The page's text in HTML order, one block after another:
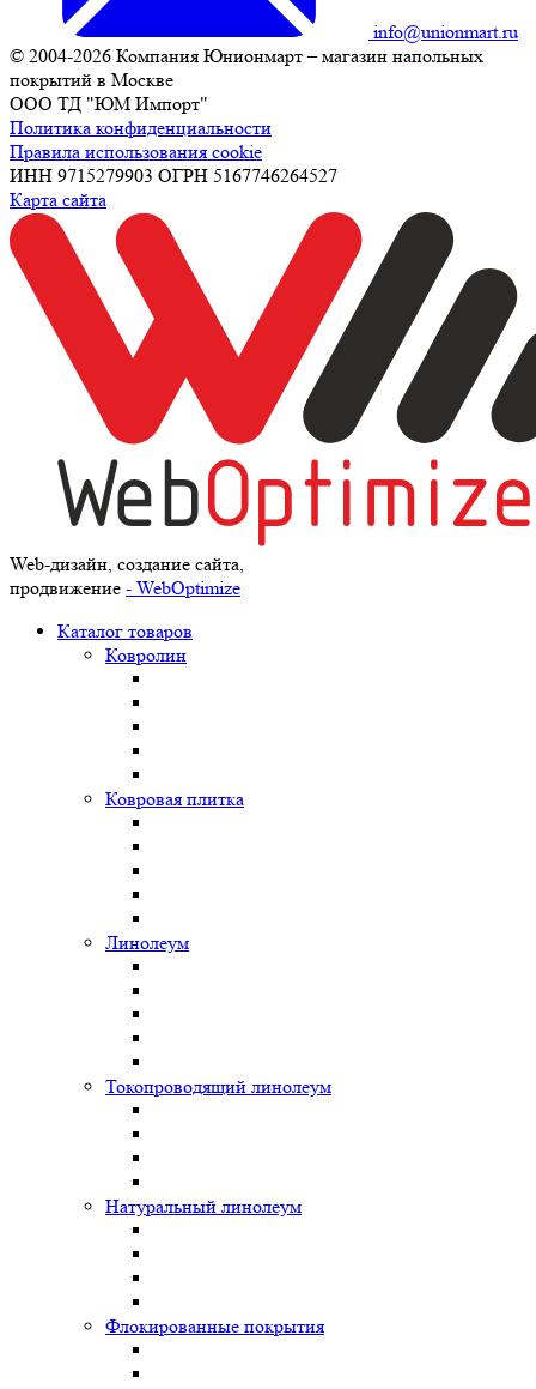
info@unionmart.ru
© 2004-2026 Компания Юнионмарт – магазин напольных
покрытий в Москве
ООО ТД "ЮМ Импорт"
Политика конфиденциальности
Правила использования cookie
ИНН 9715279903 ОГРН 5167746264527
Карта сайта
Web-дизайн, создание сайта,
продвижение - WebOptimize
Каталог товаров
Ковролин
Ковровая плитка
Линолеум
Токопроводящий линолеум
Натуральный линолеум
Флокированные покрытия